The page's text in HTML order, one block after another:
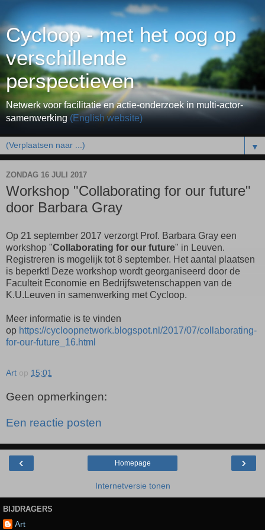
Cycloop - met het oog op
verschillende
perspectieven
Netwerk voor facilitatie en actie-onderzoek in multi-actor-
samenwerking (English website)
▼
ZONDAG 16 JULI 2017
Workshop "Collaborating for our future"
door Barbara Gray
Op 21 september 2017 verzorgt Prof. Barbara Gray een
workshop "Collaborating for our future" in Leuven.
Registreren is mogelijk tot 8 september. Het aantal plaatsen
is beperkt! Deze workshop wordt georganiseerd door de
Faculteit Economie en Bedrijfswetenschappen van de
K.U.Leuven in samenwerking met Cycloop.
Meer informatie is te vinden
op https://cycloopnetwork.blogspot.nl/2017/07/collaborating-
for-our-future_16.html
Art op 15:01
Geen opmerkingen:
Een reactie posten
‹ ›
Homepage
Internetversie tonen
BIJDRAGERS
Art